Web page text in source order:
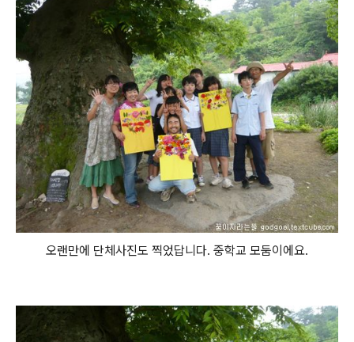
오랜만에 단체사진도 찍었답니다. 중학교 모둠이에요.